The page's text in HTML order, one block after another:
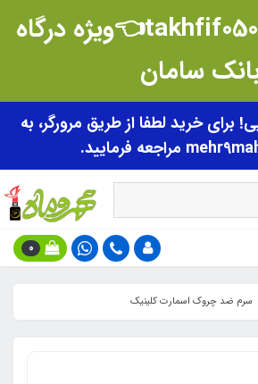
کد تخفیف takhfif0505👈ویژه درگاه
سامان
برای خرید لطفا از طریق مرورگر، به
0
سرم ضد چروک اسمارت کلینیک